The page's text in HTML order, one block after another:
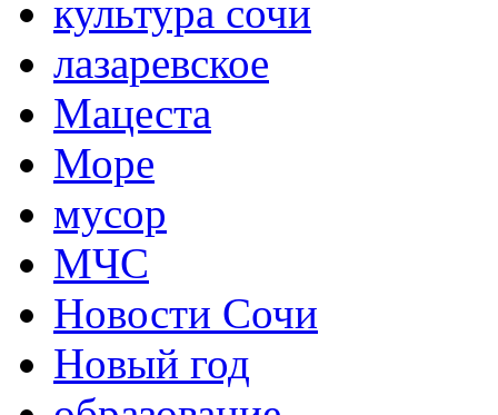
культура сочи
лазаревское
Мацеста
Море
мусор
МЧС
Новости Сочи
Новый год